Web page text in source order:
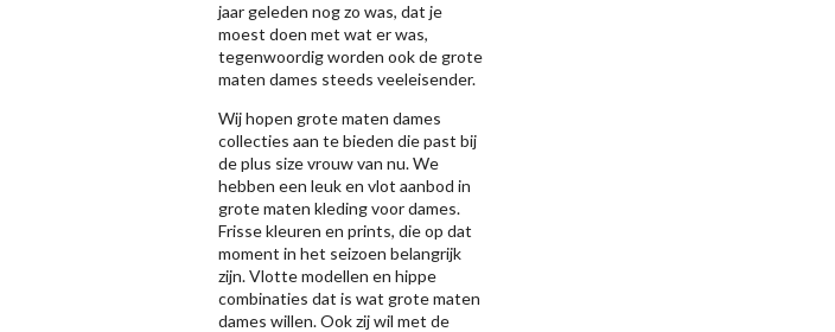
jaar geleden nog zo was, dat je
moest doen met wat er was,
tegenwoordig worden ook de grote
maten dames steeds veeleisender.
Wij hopen grote maten dames
collecties aan te bieden die past bij
de plus size vrouw van nu. We
hebben een leuk en vlot aanbod in
grote maten kleding voor dames.
Frisse kleuren en prints, die op dat
moment in het seizoen belangrijk
zijn. Vlotte modellen en hippe
combinaties dat is wat grote maten
dames willen. Ook zij wil met de